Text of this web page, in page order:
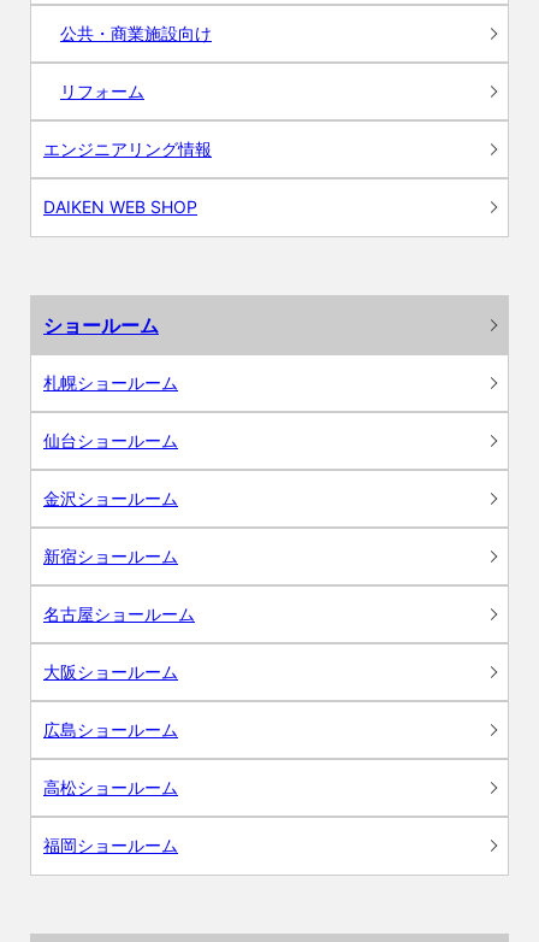
公共・商業施設向け
リフォーム
エンジニアリング情報
DAIKEN WEB SHOP
ショールーム
札幌ショールーム
仙台ショールーム
金沢ショールーム
新宿ショールーム
名古屋ショールーム
大阪ショールーム
広島ショールーム
高松ショールーム
福岡ショールーム